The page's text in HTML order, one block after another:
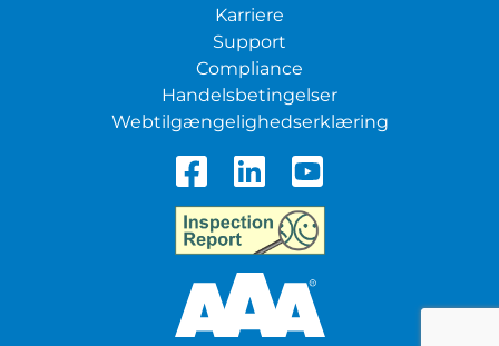
Karriere
Support
Compliance
Handelsbetingelser
Webtilgængelighedserklæring